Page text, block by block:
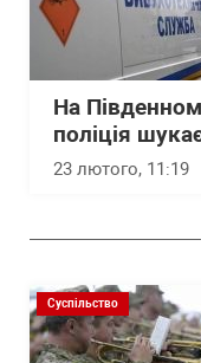
На
поліція
23 лютого, 11:19
Суспільство